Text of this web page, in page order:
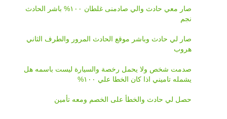
صار معي حادث والي صادمنى غلطان ١٠٠% باشر الحادث
نجم
صار لي حادث وباشر موقع الحادث المرور والطرف الثاني
هروب
صدمت شخص ولا يحمل رخصة والسيارة ليست باسمه هل
يشمله تاميني اذا كان الخطا علي ١٠٠%
حصل لي حادث والخطأ على الخصم ومعه تأمين